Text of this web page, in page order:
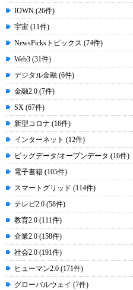
IOWN (26件)
宇宙 (11件)
NewsPicksトピックス (74件)
Web3 (31件)
デジタル金融 (6件)
金融2.0 (7件)
SX (67件)
新型コロナ (16件)
インターネット (12件)
ビッグデータ/オープンデータ (16件)
電子書籍 (105件)
スマートグリッド (114件)
テレビ2.0 (58件)
教育2.0 (111件)
企業2.0 (158件)
社会2.0 (191件)
ヒューマン2.0 (171件)
グローバルウェイ (7件)